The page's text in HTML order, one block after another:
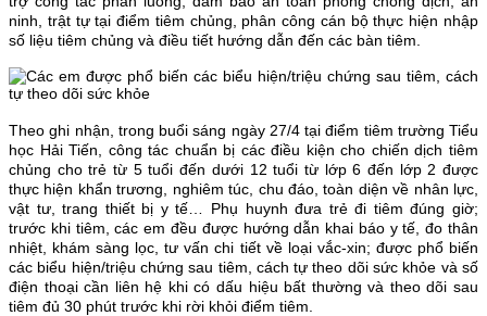
ninh, trật tự tại điểm tiêm chủng, phân công cán bộ thực hiện nhập
số liệu tiêm chủng và điều tiết hướng dẫn đến các bàn tiêm.
Theo ghi nhận, trong buổi sáng ngày 27/4 tại điểm tiêm trường Tiểu
học Hải Tiến, công tác chuẩn bị các điều kiện cho chiến dịch tiêm
chủng cho trẻ từ 5 tuổi đến dưới 12 tuổi từ lớp 6 đến lớp 2 được
thực hiện khẩn trương, nghiêm túc, chu đáo, toàn diện về nhân lực,
vật tư, trang thiết bị y tế… Phụ huynh đưa trẻ đi tiêm đúng giờ;
trước khi tiêm, các em đều được hướng dẫn khai báo y tế, đo thân
nhiệt, khám sàng lọc, tư vấn chi tiết về loại vắc-xin; được phổ biến
các biểu hiện/triệu chứng sau tiêm, cách tự theo dõi sức khỏe và số
điện thoại cần liên hệ khi có dấu hiệu bất thường và theo dõi sau
tiêm đủ 30 phút trước khi rời khỏi điểm tiêm.